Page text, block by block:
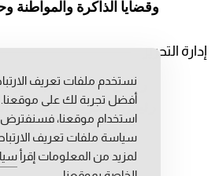
وقضايا الذاكرة والمواطنة
إدارة التحرير
رئيس التحرير: عبد
رئيس التحرير المساعد:
مديرة التحرير:
نستخدم ملفات تعريف
أفضل تجربة لك على موقعنا.
استخدام موقعنا،
سياسة ملفات تعريف الارتباط
لمزيد من المعلومات إقرأ